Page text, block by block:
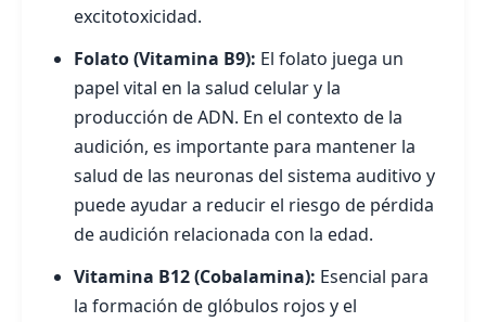
excitotoxicidad.
Folato (Vitamina B9): El folato juega un
papel vital en la salud celular y la
producción de ADN. En el contexto de la
audición, es importante para mantener la
salud de las neuronas del sistema auditivo y
puede ayudar a reducir el riesgo de pérdida
de audición relacionada con la edad.
Vitamina B12 (Cobalamina): Esencial para
la formación de glóbulos rojos y el